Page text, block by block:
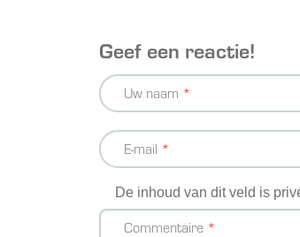
Geef een reactie!
Uw naam
E-mail
De inhoud van dit veld is
Commentaire